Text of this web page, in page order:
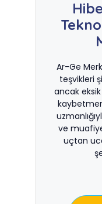
Ar-Ge
teşvikleri
ancak
ve
uçtan